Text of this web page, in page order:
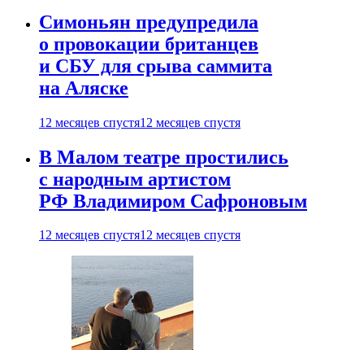
Симоньян предупредила
о провокации британцев
и СБУ для срыва саммита
на Аляске
12 месяцев спустя12 месяцев спустя
В Малом театре простились
с народным артистом
РФ Владимиром Сафроновым
12 месяцев спустя12 месяцев спустя